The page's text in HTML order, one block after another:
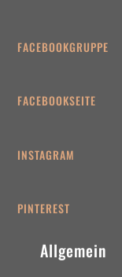
FACEBOOKGRUPPE
FACEBOOKSEITE
INSTAGRAM
PINTEREST
Allgemein